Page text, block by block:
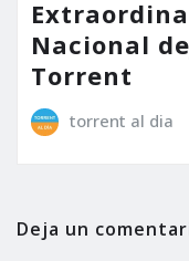
Nacional
Torrent
torrent al dia
Deja un